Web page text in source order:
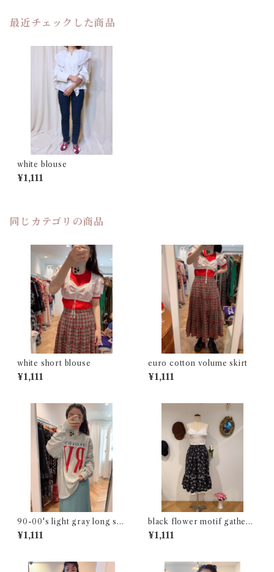
最近チェックした商品
white blouse
¥1,111
同じカテゴリの商品
white short blouse
¥1,111
euro cotton volume skirt
¥1,111
90-00's light gray long sle
eve t-shirt
¥1,111
black flower motif gathere
d skirt
¥1,111